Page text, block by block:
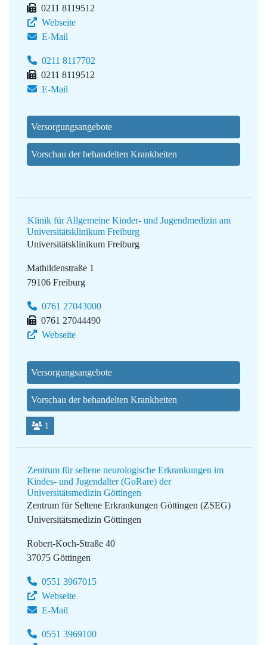
0211 8119512
Webseite
E-Mail
0211 8117702
0211 8119512
E-Mail
Versorgungsangebote
Vorschau der behandelten Krankheiten
Klinik für Allgemeine Kinder- und Jugendmedizin am
Universitätsklinikum Freiburg
Universitätsklinikum Freiburg
Mathildenstraße 1
79106 Freiburg
0761 27043000
0761 27044490
Webseite
Versorgungsangebote
Vorschau der behandelten Krankheiten
1
Zentrum für seltene neurologische Erkrankungen im
Kindes- und Jugendalter (GoRare) der
Universitätsmedizin Göttingen
Zentrum für Seltene Erkrankungen Göttingen (ZSEG)
Universitätsmedizin Göttingen
Robert-Koch-Straße 40
37075 Göttingen
0551 3967015
Webseite
E-Mail
0551 3969100